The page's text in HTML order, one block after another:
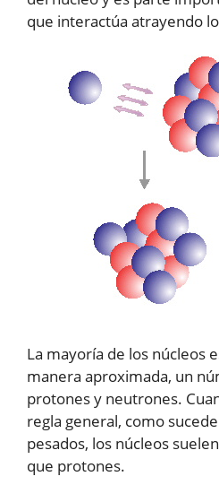
que interactúa atrayendo
La mayoría de los núcleos
manera aproximada, un
protones y neutrones.
regla general, como
pesados, los núcleos
que protones.